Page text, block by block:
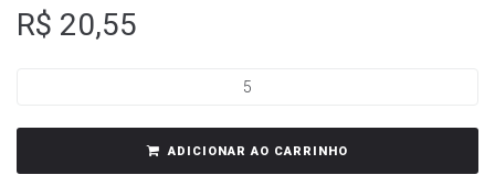
R$ 20,55
ADICIONAR AO CARRINHO